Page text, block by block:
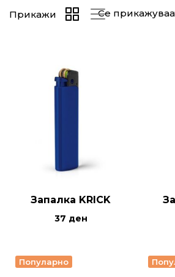
Се
Прикажи
Запалка KRICK
37 ден
Популарно